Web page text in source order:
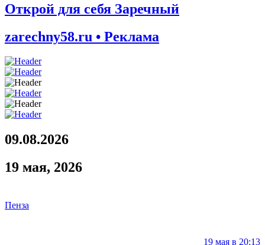
Открой для себя Заречный
zarechny58.ru • Реклама
09.08.2026
19 мая, 2026
Пенза
19 мая в 20:13